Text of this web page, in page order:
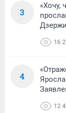
3
«Хочу,
16
4
12